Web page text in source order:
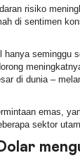
risiko
di sentimen
hanya seminggu
di dunia –
emas,
sektor